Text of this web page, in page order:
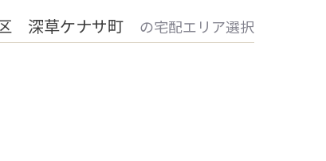
深草ケナサ町 の宅配エリア選択